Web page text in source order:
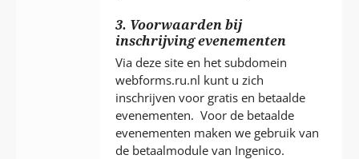
3. Voorwaarden bij
inschrijving evenementen
Via deze site en het subdomein
webforms.ru.nl kunt u zich
inschrijven voor gratis en betaalde
evenementen. Voor de betaalde
evenementen maken we gebruik van
de betaalmodule van Ingenico.